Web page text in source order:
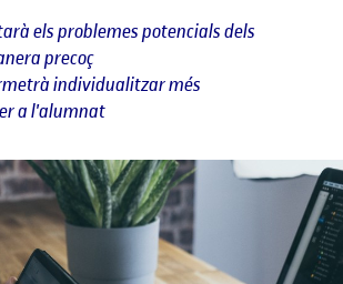
els problemes potencials dels
precoç
individualitzar més
a l'alumnat